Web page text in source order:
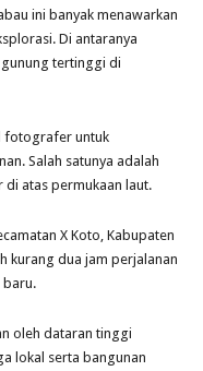
ini banyak menawarkan
Di antaranya
tertinggi di
fotografer untuk
Salah satunya adalah
di atas permukaan laut.
X Koto, Kabupaten
kurang dua jam perjalanan
baru.
oleh dataran tinggi
lokal serta bangunan